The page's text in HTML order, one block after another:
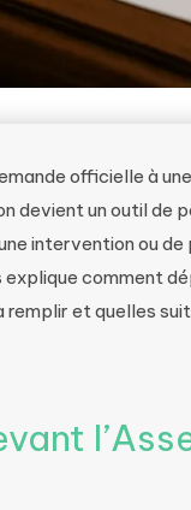
officielle à
devient un outil de
intervention ou de
comment
remplir et quelles